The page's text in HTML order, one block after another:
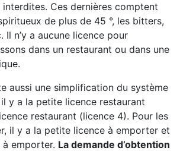
Ces dernières comptent
de plus de 45 °, les bitters,
Il n’y a aucune licence pour
dans un restaurant ou dans une
aussi une simplification du système
y a la petite licence restaurant
restaurant (licence 4). Pour les
il y a la petite licence à emporter et
emporter. La demande d’obtention